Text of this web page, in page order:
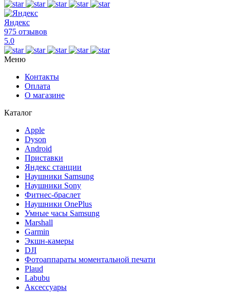
Яндекс
975 отзывов
5.0
Меню
Контакты
Оплата
О магазине
Каталог
Apple
Dyson
Android
Приставки
Яндекс станции
Наушники Samsung
Наушники Sony
Фитнес-браслет
Наушники OnePlus
Умные часы Samsung
Marshall
Garmin
Экшн-камеры
DJI
Фотоаппараты моментальной печати
Plaud
Labubu
Аксессуары